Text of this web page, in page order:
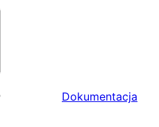
Dokumentacja